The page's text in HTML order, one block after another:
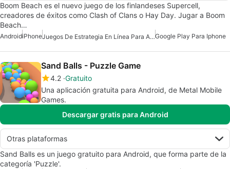
Boom Beach es el nuevo juego de los finlandeses Supercell,
creadores de éxitos como Clash of Clans o Hay Day. Jugar a Boom
Beach…
AndroidiPhone Juegos De Estrategia En Línea Para AndroidGoogle Play Para Iphone
Sand Balls - Puzzle Game
4.2 Gratuito
Una aplicación gratuita para Android, de Metal Mobile
Games.
Descargar gratis para Android
Otras plataformas
Sand Balls es un juego gratuito para Android, que forma parte de la
categoría 'Puzzle'.